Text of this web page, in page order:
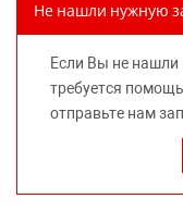
предлагаемых к
правообладателей
Требование
достоверную
продаже,
выбора возложено
«О защите прав
Не нашли нужную
Если Вы не
требуется
отправьте нам